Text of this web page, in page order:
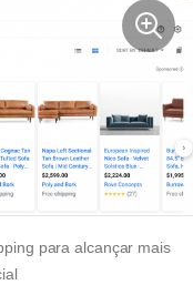
para alcançar mais